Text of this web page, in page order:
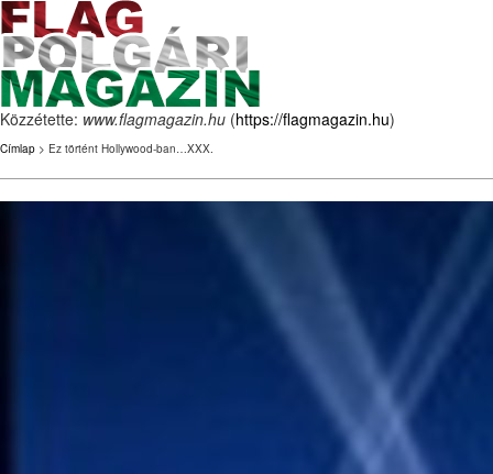
Közzétette: www.flagmagazin.hu (https://flagmagazin.hu)
Címlap > Ez történt Hollywood-ban…XXX.